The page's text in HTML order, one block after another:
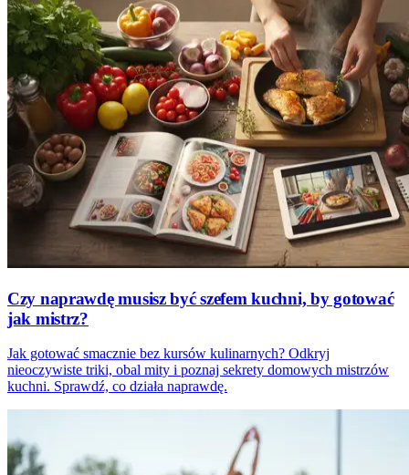
Czy naprawdę musisz być szefem kuchni, by gotować
jak mistrz?
Jak gotować smacznie bez kursów kulinarnych? Odkryj
nieoczywiste triki, obal mity i poznaj sekrety domowych mistrzów
kuchni. Sprawdź, co działa naprawdę.